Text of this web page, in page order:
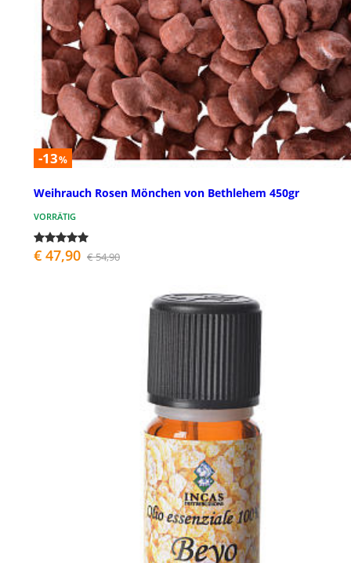
-13%
Weihrauch Rosen Mönchen von Bethlehem 450gr
VORRÄTIG
€ 47,90 € 54,90